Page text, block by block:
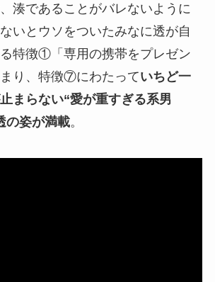
湊であることがバレないように
いとウソをついたみなに透が自
特徴①「専用の携帯をプレゼン
り、特徴⑦にわたっていちど一
まらない“愛が重すぎる系男
の姿が満載。